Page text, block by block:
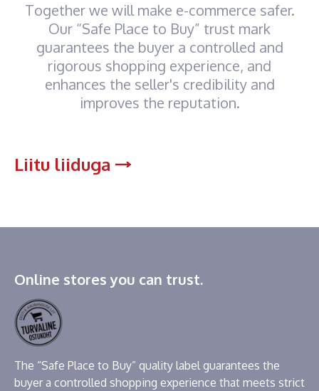
Together we will make e-commerce safer.
Our “Safe Place to Buy” trust mark
guarantees the buyer a controlled and
rigorous shopping experience, and
enhances the seller's credibility and
improves the reputation.
Liitu liiduga
Online stores you can trust.
The “Safe Place to Buy” quality label guarantees the
buyer a controlled shopping experience that meets strict